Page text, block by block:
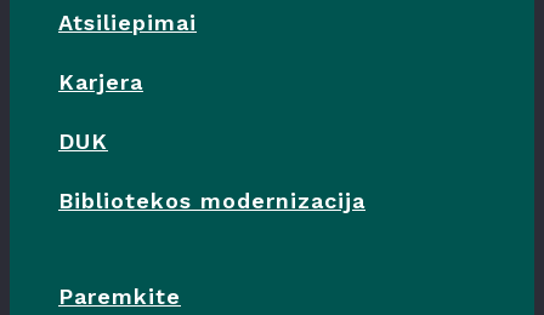
Atsiliepimai
Karjera
DUK
Bibliotekos modernizacija
Paremkite